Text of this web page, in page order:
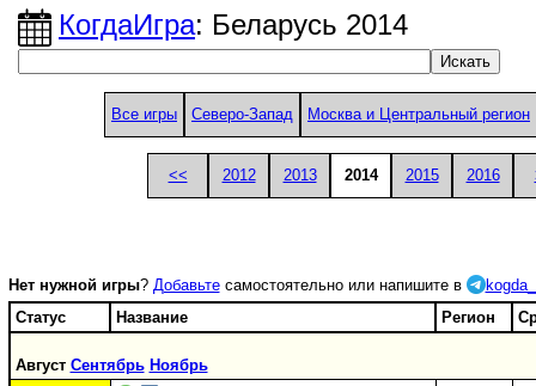
КогдаИгра: Беларусь 2014
Все игры Северо-Запад Москва и Центральный регион
<< 2012 2013 2014 2015 2016
Нет нужной игры? Добавьтесамостоятельно или напишите в
Статус
Название Регион
Август Сентябрь Ноябрь